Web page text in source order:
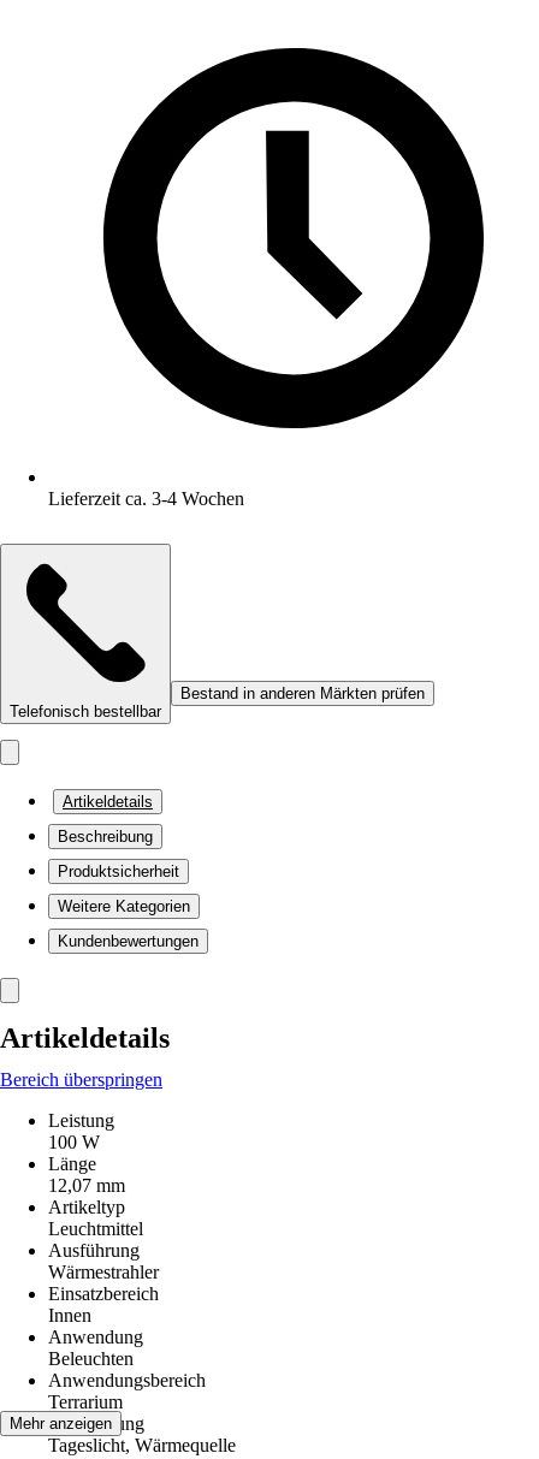
Lieferzeit ca. 3-4 Wochen
Telefonisch bestellbar
Bestand in anderen Märkten prüfen
Artikeldetails
Beschreibung
Produktsicherheit
Weitere Kategorien
Kundenbewertungen
Artikeldetails
Bereich überspringen
Leistung
100 W
Länge
12,07 mm
Artikeltyp
Leuchtmittel
Ausführung
Wärmestrahler
Einsatzbereich
Innen
Anwendung
Beleuchten
Anwendungsbereich
Terrarium
Beleuchtung
Tageslicht, Wärmequelle
Mehr anzeigen